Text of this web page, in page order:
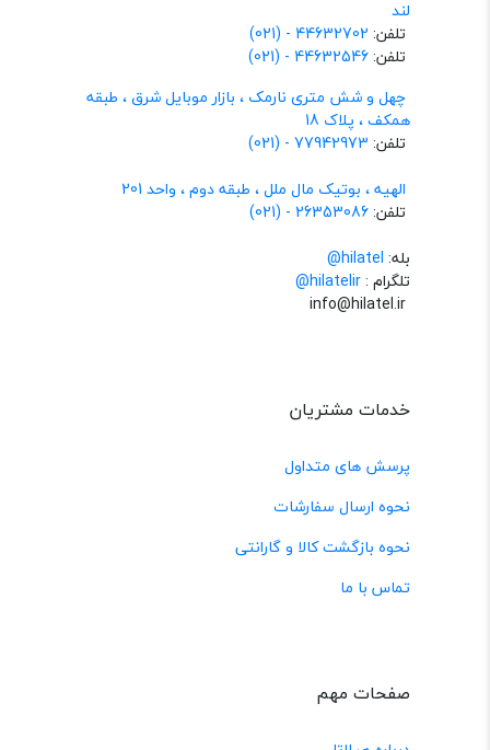
لند
تلفن: 44632702 - (021)
تلفن:44632546 - (021)
چهل و شش متری نارمک ، بازار موبایل شرق ، طبقه
همکف ، پلاک 18
تلفن: 77942973 - (021)
الهیه ، بوتیک مال ملل ، طبقه دوم ، واحد 201
تلفن:26353086 - (021)
بله: hilatel@
تلگرام :@hilatelir
خدمات مشتریان
پرسش های متداول
نحوه ارسال سفارشات
نحوه بازگشت کالا و گارانتی
تماس با ما
صفحات مهم